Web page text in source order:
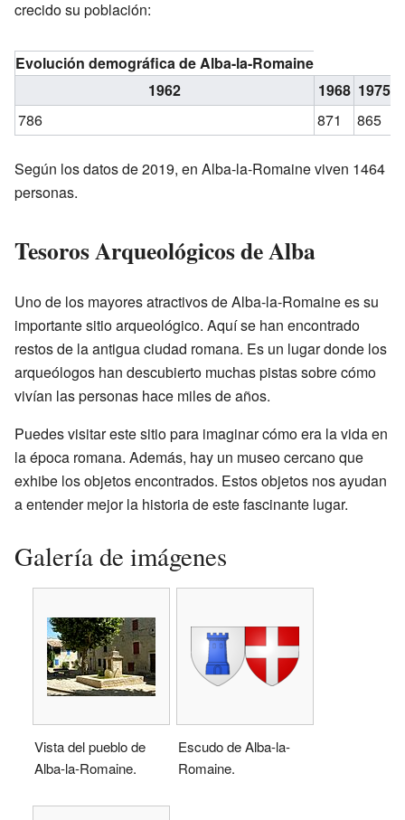
crecido su población:
Evolución demográfica de Alba-la-Romaine
1962
1968 1975
786
871 865
Según los datos de 2019, en Alba-la-Romaine viven 1464
personas.
Tesoros Arqueológicos de Alba
Uno de los mayores atractivos de Alba-la-Romaine es su
importante sitio arqueológico. Aquí se han encontrado
restos de la antigua ciudad romana. Es un lugar donde los
arqueólogos han descubierto muchas pistas sobre cómo
vivían las personas hace miles de años.
Puedes visitar este sitio para imaginar cómo era la vida en
la época romana. Además, hay un museo cercano que
exhibe los objetos encontrados. Estos objetos nos ayudan
a entender mejor la historia de este fascinante lugar.
Galería de imágenes
Vista del pueblo de
Alba-la-Romaine.
Escudo de Alba-la-
Romaine.